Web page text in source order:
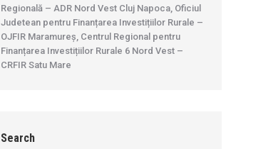
Regională – ADR Nord Vest Cluj Napoca, Oficiul
Judetean pentru Finanțarea Investițiilor Rurale –
OJFIR Maramureș, Centrul Regional pentru
Finanțarea Investițiilor Rurale 6 Nord Vest –
CRFIR Satu Mare
Search